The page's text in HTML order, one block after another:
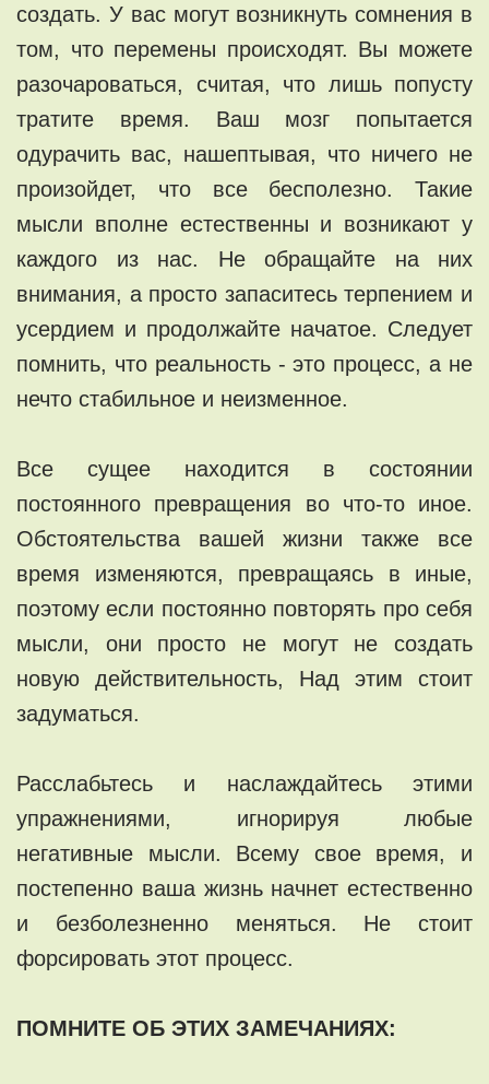
создать. У вас могут возникнуть сомнения в
том, что перемены происходят. Вы можете
разочароваться, считая, что лишь попусту
тратите время. Ваш мозг попытается
одурачить вас, нашептывая, что ничего не
произойдет, что все бесполезно. Такие
мысли вполне естественны и возникают у
каждого из нас. Не обращайте на них
внимания, а просто запаситесь терпением и
усердием и продолжайте начатое. Следует
помнить, что реальность - это процесс, а не
нечто стабильное и неизменное.
Все сущее находится в состоянии
постоянного превращения во что-то иное.
Обстоятельства вашей жизни также все
время изменяются, превращаясь в иные,
поэтому если постоянно повторять про себя
мысли, они просто не могут не создать
новую действительность, Над этим стоит
задуматься.
Расслабьтесь и наслаждайтесь этими
упражнениями, игнорируя любые
негативные мысли. Всему свое время, и
постепенно ваша жизнь начнет естественно
и безболезненно меняться. Не стоит
форсировать этот процесс.
ПОМНИТЕ ОБ ЭТИХ ЗАМЕЧАНИЯХ: